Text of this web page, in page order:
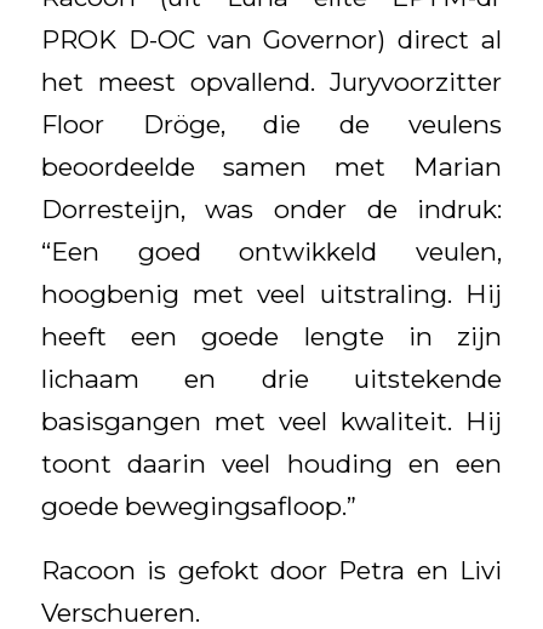
PROK D-OC van Governor) direct al
het meest opvallend. Juryvoorzitter
Floor Dröge, die de veulens
beoordeelde samen met Marian
Dorresteijn, was onder de indruk:
“Een goed ontwikkeld veulen,
hoogbenig met veel uitstraling. Hij
heeft een goede lengte in zijn
lichaam en drie uitstekende
basisgangen met veel kwaliteit. Hij
toont daarin veel houding en een
goede bewegingsafloop.”
Racoon is gefokt door Petra en Livi
Verschueren.